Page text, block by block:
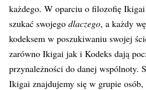
każdego. W oparciu o filozofię
szukać swojego dlaczego, a każdy
kodeksem w poszukiwaniu swojej
zarówno Ikigai jak i Kodeks dają
przynależności do danej wspólnoty.
Ikigai znajdujemy się w grupie osób,